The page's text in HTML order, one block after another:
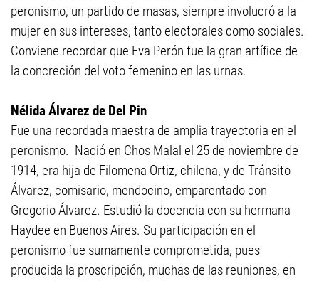
peronismo, un partido de masas, siempre involucró a la
mujer en sus intereses, tanto electorales como sociales.
Conviene recordar que Eva Perón fue la gran artífice de
la concreción del voto femenino en las urnas.
Nélida Álvarez de Del Pin
Fue una recordada maestra de amplia trayectoria en el
peronismo. Nació en Chos Malal el 25 de noviembre de
1914, era hija de Filomena Ortiz, chilena, y de Tránsito
Álvarez, comisario, mendocino, emparentado con
Gregorio Álvarez. Estudió la docencia con su hermana
Haydee en Buenos Aires. Su participación en el
peronismo fue sumamente comprometida, pues
producida la proscripción, muchas de las reuniones, en